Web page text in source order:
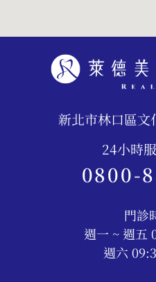
新北市林口區文
24小時
0800-
門診
週一 ~ 週五
週六